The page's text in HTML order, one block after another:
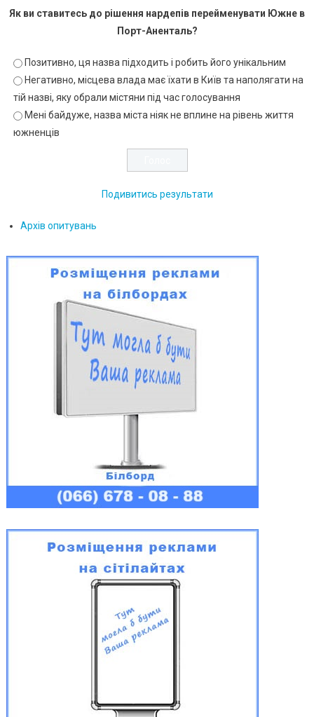
Як ви ставитесь до рішення нардепів перейменувати Южне в
Порт-Аненталь?
Позитивно, ця назва підходить і робить його унікальним
Негативно, місцева влада має їхати в Київ та наполягати на
тій назві, яку обрали містяни під час голосування
Мені байдуже, назва міста ніяк не вплине на рівень життя
южненців
Подивитись результати
Архів опитувань